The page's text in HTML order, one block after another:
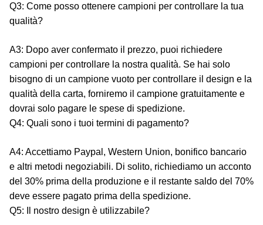
Q3: Come posso ottenere campioni per controllare la tua
qualità?
A3: Dopo aver confermato il prezzo, puoi richiedere
campioni per controllare la nostra qualità. Se hai solo
bisogno di un campione vuoto per controllare il design e la
qualità della carta, forniremo il campione gratuitamente e
dovrai solo pagare le spese di spedizione.
Q4: Quali sono i tuoi termini di pagamento?
A4: Accettiamo Paypal, Western Union, bonifico bancario
e altri metodi negoziabili. Di solito, richiediamo un acconto
del 30% prima della produzione e il restante saldo del 70%
deve essere pagato prima della spedizione.
Q5: Il nostro design è utilizzabile?